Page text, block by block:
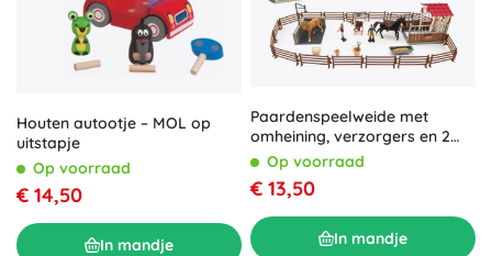
Houten autootje – MOL op
uitstapje
Op voorraad
€ 14,50
In mandje
Paardenspeelweide met
omheining, verzorgers en 2
paarden – kunststof set met
accessoires
Op voorraad
€ 13,50
In mandje